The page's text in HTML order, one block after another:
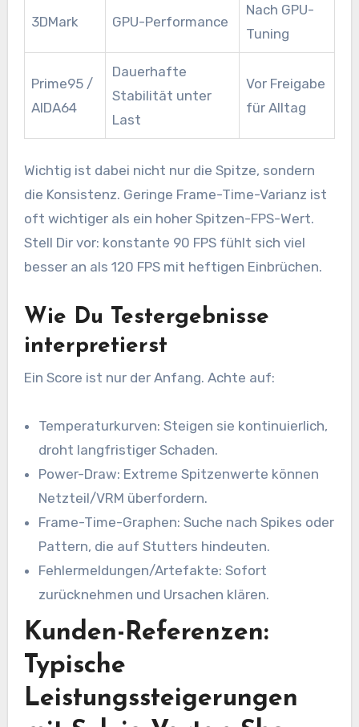
3DMark GPU-Performance
Nach GPU-
Tuning
Prime95 /
AIDA64
Dauerhafte
Stabilität unter
Last
Vor Freigabe
für Alltag
Wichtig ist dabei nicht nur die Spitze, sondern
die Konsistenz. Geringe Frame-Time-Varianz ist
oft wichtiger als ein hoher Spitzen-FPS-Wert.
Stell Dir vor: konstante 90 FPS fühlt sich viel
besser an als 120 FPS mit heftigen Einbrüchen.
Wie Du Testergebnisse
interpretierst
Ein Score ist nur der Anfang. Achte auf:
Temperaturkurven: Steigen sie kontinuierlich,
droht langfristiger Schaden.
Power-Draw: Extreme Spitzenwerte können
Netzteil/VRM überfordern.
Frame-Time-Graphen: Suche nach Spikes oder
Pattern, die auf Stutters hindeuten.
Fehlermeldungen/Artefakte: Sofort
zurücknehmen und Ursachen klären.
Kunden-Referenzen:
Typische
Leistungssteigerungen